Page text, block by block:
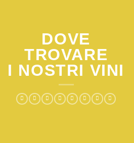
DOVE
TROVARE
I NOSTRI VINI